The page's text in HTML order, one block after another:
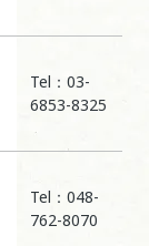
Tel：03-
6853-8325
Tel：048-
762-8070